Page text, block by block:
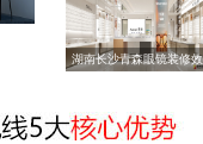
湖南长沙青森眼镜装修